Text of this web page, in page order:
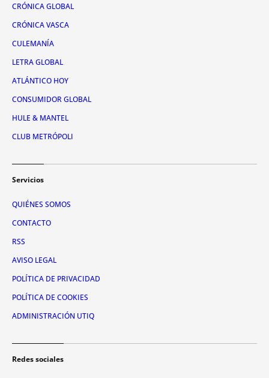
CRÓNICA GLOBAL
CRÓNICA VASCA
CULEMANÍA
LETRA GLOBAL
ATLÁNTICO HOY
CONSUMIDOR GLOBAL
HULE & MANTEL
CLUB METRÓPOLI
Servicios
QUIÉNES SOMOS
CONTACTO
RSS
AVISO LEGAL
POLÍTICA DE PRIVACIDAD
POLÍTICA DE COOKIES
ADMINISTRACIÓN UTIQ
Redes sociales